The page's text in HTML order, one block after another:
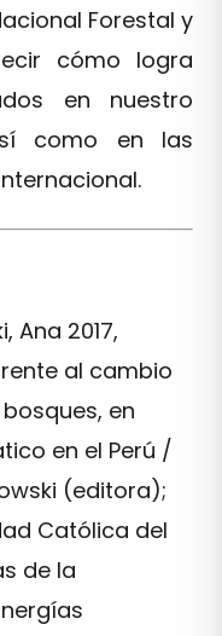
Forestal y
cómo logra
en nuestro
como en las
Ana 2017,
al cambio
en
en el Perú /
(editora);
Católica del
de la